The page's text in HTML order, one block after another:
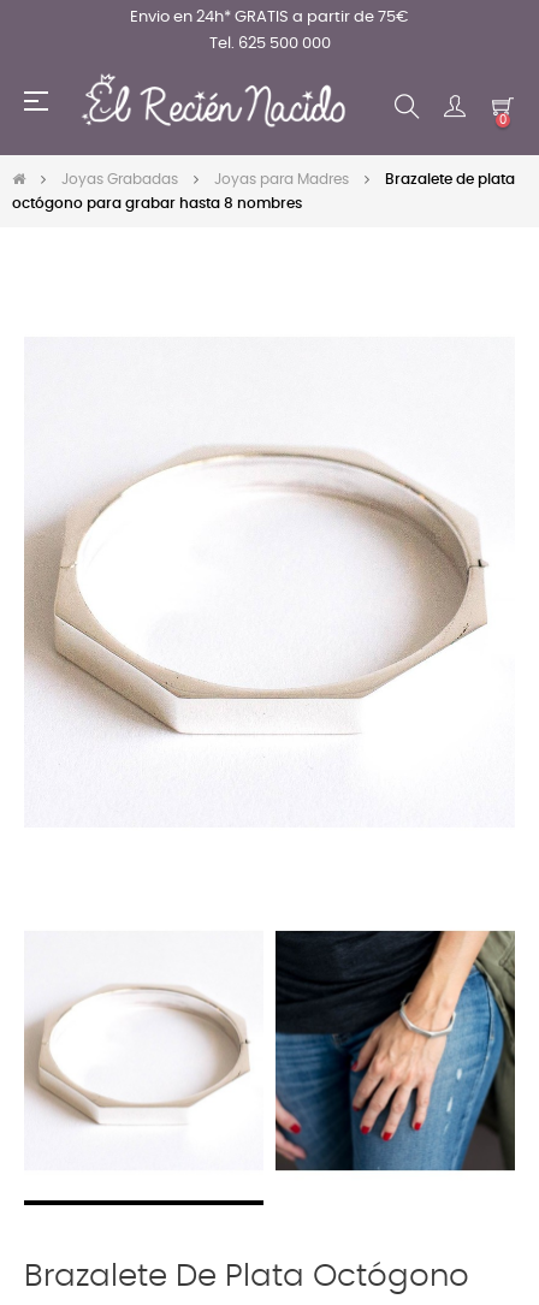
Envio en 24h* GRATIS a partir de 75€
Tel. 625 500 000
Navegación
☰
0
Joyas Grabadas Joyas para Madres
Brazalete de plata
octógono para grabar hasta 8 nombres
Brazalete De Plata Octógono